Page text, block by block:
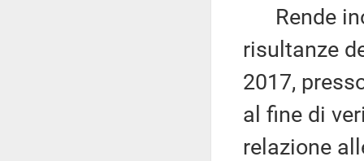
Rende
risultanze
2017,
al fine di
relazione